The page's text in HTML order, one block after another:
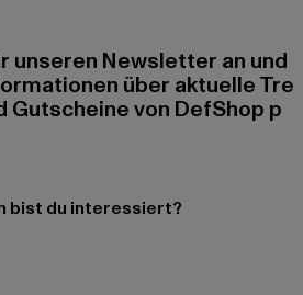
unseren Newsletter an und
über aktuelle Tre
Gutscheine von DefShop p
bist du interessiert?